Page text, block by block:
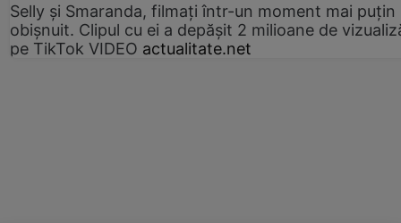
Selly și Smaranda, filmați într-un moment mai puțin
obișnuit. Clipul cu ei a depășit 2 milioane de
pe TikTok VIDEO actualitate.net